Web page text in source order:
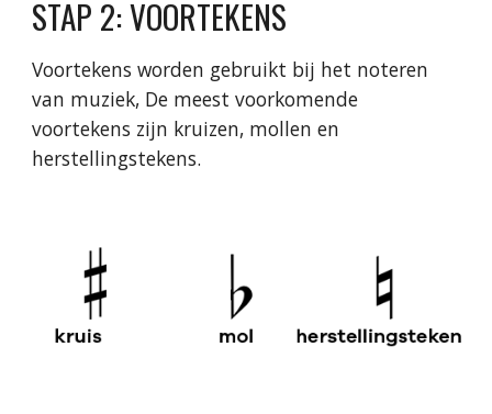
STAP 2: VOORTEKENS
Voortekens worden gebruikt bij het noteren
van muziek, De meest voorkomende
voortekens zijn kruizen, mollen en
herstellingstekens.